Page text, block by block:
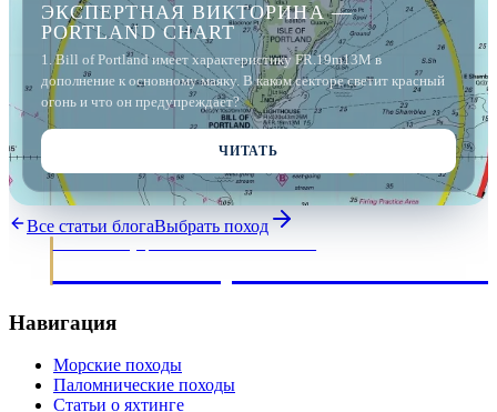
ЭКСПЕРТНАЯ ВИКТОРИНА —
PORTLAND CHART
1. Bill of Portland имеет характеристику FR.19m13M в
дополнение к основному маяку. В каком секторе светит красный
огонь и что он предупреждает?
ЧИТАТЬ
Все статьи блогаВыбрать поход
Навигация
Морские походы
Паломнические походы
Статьи о яхтинге